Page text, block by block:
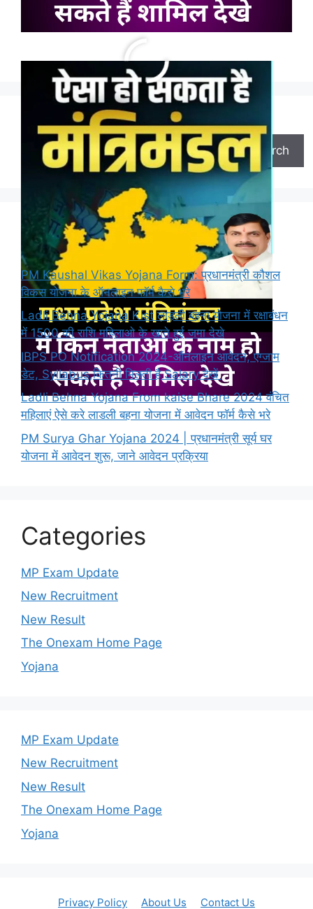
Search
Search
Recent Posts
PM Kaushal Vikas Yojana Form: प्रधानमंत्री कौशल
विकस योजना के ऑनलाइन फॉर्म कैसे भरे
Ladli Behna Yojana Kist लाड़ली बहना योजना में रक्षाबंधन
में 1500 की राशि महिलाओ के खाते हुई जमा देखे
IBPS PO Notification 2024-ऑनलाइन आवेदन, एग्जाम
डेट, Syllabus,कितनी मिलती है Salary देखें
Ladli Behna Yojana From kaise Bhare 2024 वंचित
महिलाएं ऐसे करे लाडली बहना योजना में आवेदन फॉर्म कैसे भरे
PM Surya Ghar Yojana 2024 | प्रधानमंत्री सूर्य घर
योजना में आवेदन शुरू, जाने आवेदन प्रक्रिया
Categories
MP Exam Update
New Recruitment
New Result
The Onexam Home Page
Yojana
MP Exam Update
New Recruitment
New Result
The Onexam Home Page
Yojana
Privacy Policy About Us Contact Us